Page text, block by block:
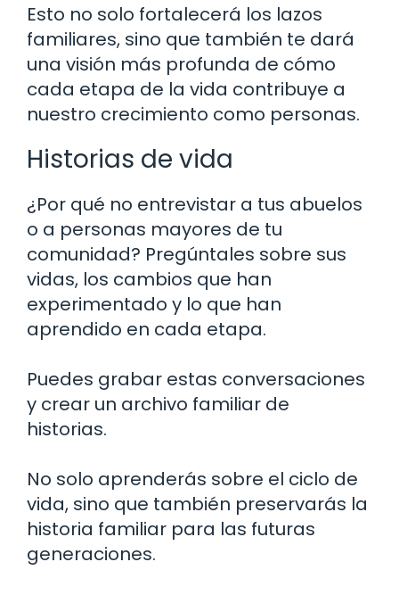
Esto no solo fortalecerá los lazos
familiares, sino que también te dará
una visión más profunda de cómo
cada etapa de la vida contribuye a
nuestro crecimiento como personas.
Historias de vida
¿Por qué no entrevistar a tus abuelos
o a personas mayores de tu
comunidad? Pregúntales sobre sus
vidas, los cambios que han
experimentado y lo que han
aprendido en cada etapa.
Puedes grabar estas conversaciones
y crear un archivo familiar de
historias.
No solo aprenderás sobre el ciclo de
vida, sino que también preservarás la
historia familiar para las futuras
generaciones.